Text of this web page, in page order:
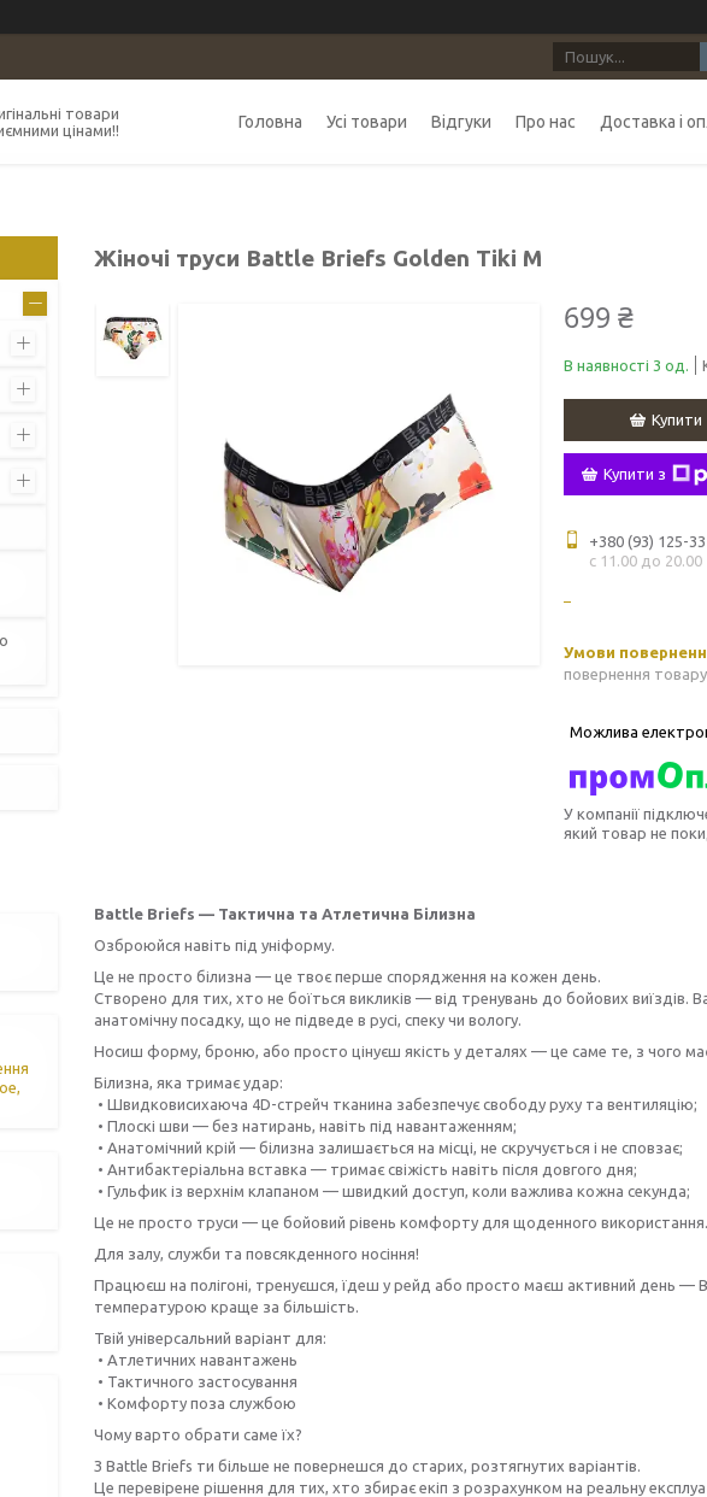
товари
цінами!!
Головна Усі товари Відгуки Про нас Доставка і
Жіночі труси Battle Briefs Golden Tiki M
699 ₴
В наявності 3 од.
Купити
Купити з
+380 (93) 125-
с 11.00 до 20.00
повернення
У компанії
який товар не
Battle Briefs — Тактична та Атлетична Білизна
Озброюйся навіть під уніформу.
Це не просто білизна — це твоє перше спорядження на кожен день.
Створено для тих, хто не боїться викликів — від тренувань до бойових виїздів.
анатомічну посадку, що не підведе в русі, спеку чи вологу.
Носиш форму, броню, або просто цінуєш якість у деталях — це саме те, з чого
Білизна, яка тримає удар:
• Швидковисихаюча 4D-стрейч тканина забезпечує свободу руху та вентиляцію;
• Плоскі шви — без натирань, навіть під навантаженням;
• Анатомічний крій — білизна залишається на місці, не скручується і не сповзає;
• Антибактеріальна вставка — тримає свіжість навіть після довгого дня;
• Гульфик із верхнім клапаном — швидкий доступ, коли важлива кожна секунда;
Це не просто труси — це бойовий рівень комфорту для щоденного використання.
Для залу, служби та повсякденного носіння!
Працюєш на полігоні, тренуєшся, їдеш у рейд або просто маєш активний день —
температурою краще за більшість.
Твій універсальний варіант для:
• Атлетичних навантажень
• Тактичного застосування
• Комфорту поза службою
Чому варто обрати саме їх?
З Battle Briefs ти більше не повернешся до старих, розтягнутих варіантів.
Це перевірене рішення для тих, хто збирає екіп з розрахунком на реальну